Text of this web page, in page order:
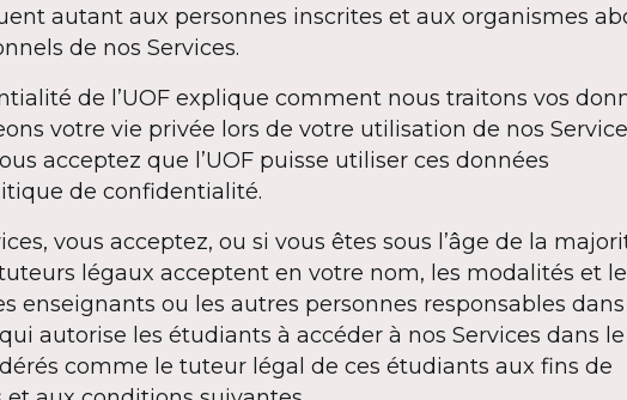
autant aux personnes inscrites et aux organismes
de nos Services.
de l’UOF explique comment nous traitons vos
votre vie privée lors de votre utilisation de nos
acceptez que l’UOF puisse utiliser ces données
de confidentialité.
vous acceptez, ou si vous êtes sous l’âge de la
légaux acceptent en votre nom, les modalités et
enseignants ou les autres personnes responsables
autorise les étudiants à accéder à nos Services dans
comme le tuteur légal de ces étudiants aux fins de